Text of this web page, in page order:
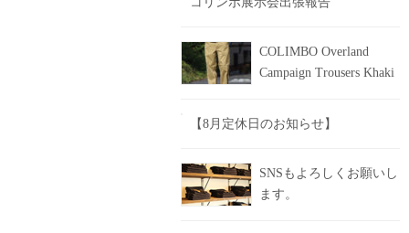
COLIMBO Overland
Campaign Trousers Khaki
【8月定休日のお知らせ】
SNSもよろしくお願いし
ます。